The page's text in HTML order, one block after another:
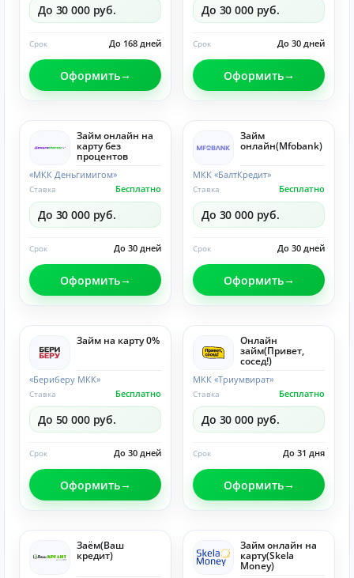
До 30 000 руб.
До 168 дней
Срок
Оформить
До 30 000 руб.
До 30 дней
Срок
Оформить
Займ онлайн на
карту без
процентов
«МКК Деньгимигом»
Бесплатно
Ставка
До 30 000 руб.
До 30 дней
Срок
Оформить
Займ
онлайн(Mfobank)
МКК «БалтКредит»
Бесплатно
Ставка
До 30 000 руб.
До 30 дней
Срок
Оформить
Займ на карту 0%
«Бериберу МКК»
Бесплатно
Ставка
До 50 000 руб.
До 30 дней
Срок
Оформить
Онлайн
займ(Привет,
сосед!)
МКК «Триумвират»
Бесплатно
Ставка
До 30 000 руб.
До 31 дня
Срок
Оформить
Заём(Ваш
кредит)
Займ онлайн на
карту(Skela
Money)